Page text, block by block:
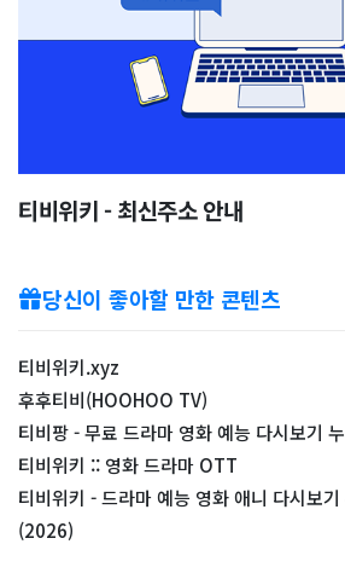
티비위키 - 최신주소 안내
당신이 좋아할 만한 콘텐츠
티비위키.xyz
후후티비(HOOHOO TV)
티비팡 - 무료 드라마 영화 예능 다시보기
티비위키 :: 영화 드라마 OTT
티비위키 - 드라마 예능 영화 애니 다시보
(2026)